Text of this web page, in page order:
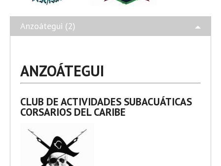
Anzoátegui (2)
ANZOÁTEGUI
CLUB DE ACTIVIDADES SUBACUÁTICAS
CORSARIOS DEL CARIBE